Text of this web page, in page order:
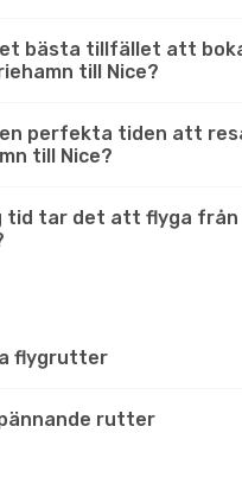
bästa tillfället att
till Nice?
perfekta tiden att
till Nice?
tid tar det att flyga från
flygrutter
rutter